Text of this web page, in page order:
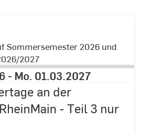
Sommersemester 2026 und
2027
- Mo. 01.03.2027
an der
- Teil 3 nur